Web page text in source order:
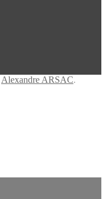
Alexandre ARSAC.